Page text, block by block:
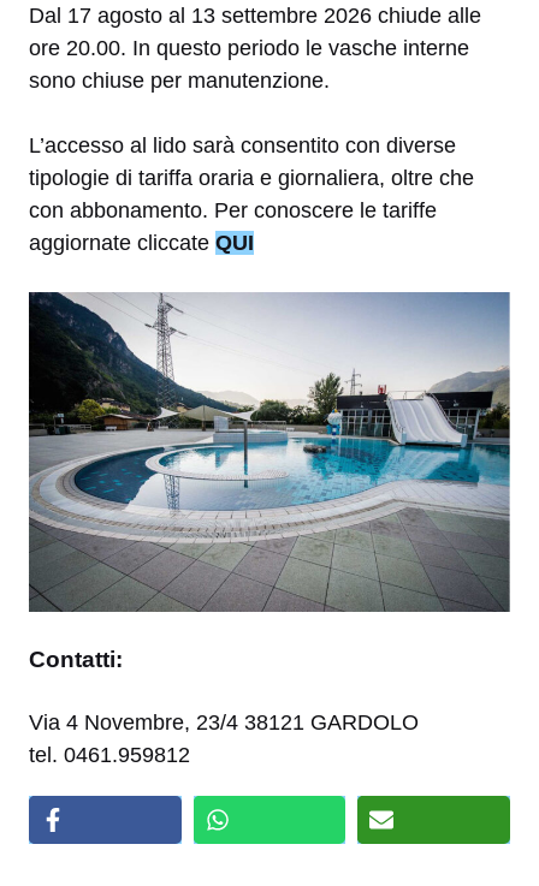
Dal 17 agosto al 13 settembre 2026 chiude alle
ore 20.00. In questo periodo le vasche interne
sono chiuse per manutenzione.
L’accesso al lido sarà consentito con diverse
tipologie di tariffa oraria e giornaliera, oltre che
con abbonamento. Per conoscere le tariffe
aggiornate cliccate QUI
Contatti:
Via 4 Novembre, 23/4 38121 GARDOLO
tel. 0461.959812